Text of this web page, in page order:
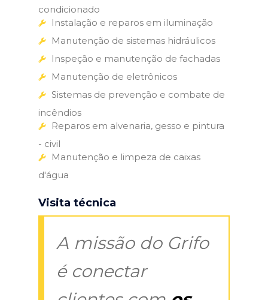
condicionado
Instalação e reparos em iluminação
Manutenção de sistemas hidráulicos
Inspeção e manutenção de fachadas
Manutenção de eletrônicos
Sistemas de prevenção e combate de
incêndios
Reparos em alvenaria, gesso e pintura
- civil
Manutenção e limpeza de caixas
d'água
Visita técnica
A missão do Grifo
é conectar